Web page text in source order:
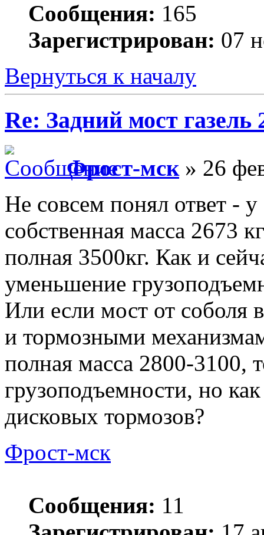
Сообщения: 165
Зарегистрирован: 07
Вернуться к началу
Re: Задний мост газель
Фрост-мск » 26
Не совсем понял ответ -
собственная масса 2673
полная 3500кг. Как и
уменьшение
Или если мост от соболя
и тормозными
полная масса 2800-3100,
грузоподъемности, но
дисковых тормозов?
Фрост-мск
Сообщения: 11